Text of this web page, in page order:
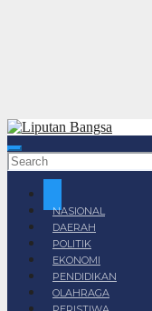
NASIONAL
DAERAH
POLITIK
EKONOMI
PENDIDIKAN
OLAHRAGA